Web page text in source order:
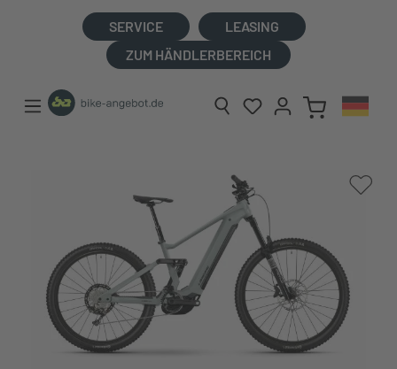
SERVICE
LEASING
ZUM HÄNDLERBEREICH